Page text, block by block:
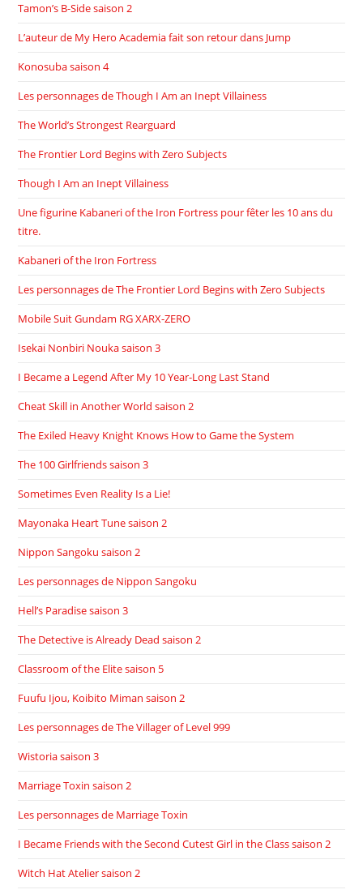
Tamon’s B-Side saison 2
L’auteur de My Hero Academia fait son retour dans Jump
Konosuba saison 4
Les personnages de Though I Am an Inept Villainess
The World’s Strongest Rearguard
The Frontier Lord Begins with Zero Subjects
Though I Am an Inept Villainess
Une figurine Kabaneri of the Iron Fortress pour fêter les 10 ans du
titre.
Kabaneri of the Iron Fortress
Les personnages de The Frontier Lord Begins with Zero Subjects
Mobile Suit Gundam RG XARX-ZERO
Isekai Nonbiri Nouka saison 3
I Became a Legend After My 10 Year-Long Last Stand
Cheat Skill in Another World saison 2
The Exiled Heavy Knight Knows How to Game the System
The 100 Girlfriends saison 3
Sometimes Even Reality Is a Lie!
Mayonaka Heart Tune saison 2
Nippon Sangoku saison 2
Les personnages de Nippon Sangoku
Hell’s Paradise saison 3
The Detective is Already Dead saison 2
Classroom of the Elite saison 5
Fuufu Ijou, Koibito Miman saison 2
Les personnages de The Villager of Level 999
Wistoria saison 3
Marriage Toxin saison 2
Les personnages de Marriage Toxin
I Became Friends with the Second Cutest Girl in the Class saison 2
Witch Hat Atelier saison 2